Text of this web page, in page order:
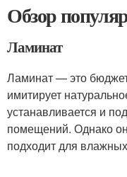
Обзор
Ламинат
Ламинат — это
имитирует
устанавливается и
помещений. Однако
подходит для